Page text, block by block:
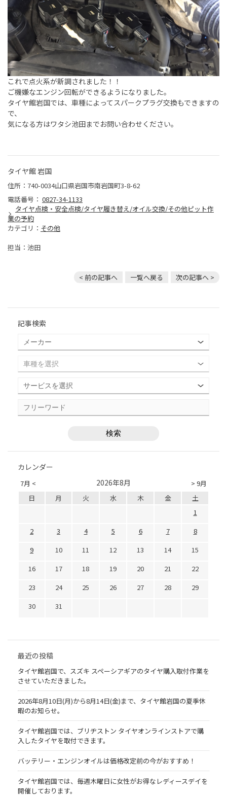
これで点火系が新調されました！！
ご機嫌なエンジン回転ができるようになりました。
タイヤ館岩国では、車種によってスパークプラグ交換もできますの
で、
気になる方はワタシ池田までお問い合わせください。
タイヤ館 岩国
住所：740-0034山口県岩国市南岩国町3-8-62
電話番号： 0827-34-1133
タイヤ点検・安全点検/タイヤ履き替え/オイル交換/その他ピット作
業の予約
カテゴリ： その他
担当：池田
< 前の記事へ 一覧へ戻る 次の記事へ >
記事検索
カレンダー
7月 < > 9月
2026年8月
日 月 火 水 木 金
土
1
2
3 4 5 6 7
8
9
10 11 12 13 14
15
16
17 18 19 20 21
22
23
24 25 26 27 28
29
30
31
最近の投稿
タイヤ館岩国で、スズキ スペーシアギアのタイヤ購入取付作業を
させていただきました。
2026年8月10日(月)から8月14日(金)まで、タイヤ館岩国の夏季休
暇のお知らせ。
タイヤ館岩国では、ブリヂストン タイヤオンラインストアで購
入したタイヤを取付できます。
バッテリー・エンジンオイルは価格改定前の今がおすすめ！
タイヤ館岩国では、毎週木曜日に女性がお得なレディースデイを
開催しております。